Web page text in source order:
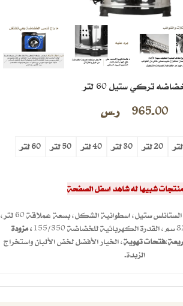
تركي ستيل 60 لتر
965.00 ر.س
20 لتر 30 لتر 40 لتر 50 لتر 60 لتر
منتجات شبيها له شاهد اسفل الصفحة
خضاضة حليب، مصنعة من الستانلس ستيل، اسطوانية الشكل، بسعة عملاقة 60 لتر،
، مزودة
تهوية، الخيار الأفضل لخض الألبان واستخراج
الزبدة.